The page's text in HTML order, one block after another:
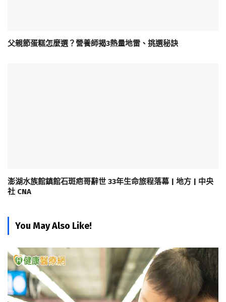
父親節蛋糕怎麼選？營養師揭3熱量地雷、挑選秘訣
澎湖水族館鎮館石斑疤哥辭世 33年生命旅程落幕 | 地方 | 中央
社 CNA
You May Also Like!